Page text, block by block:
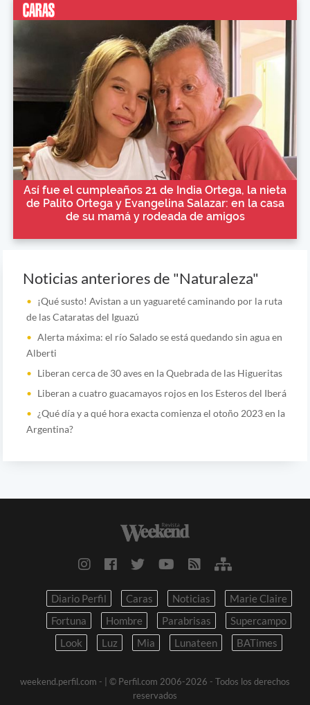
Así fue el cumpleaños 21 de India Ortega, la nieta
de Palito Ortega y Evangelina Salazar: en la casa
de su mamá y rodeada de amigos
Noticias anteriores de "Naturaleza"
¡Qué susto! Avistan a un yaguareté caminando por la ruta
de las Cataratas del Iguazú
Alerta máxima: el río Salado se está quedando sin agua en
Alberti
Liberan cerca de 30 aves en la Quebrada de las Higueritas
Liberan a cuatro guacamayos rojos en los Esteros del Iberá
¿Qué día y a qué hora exacta comienza el otoño 2023 en la
Argentina?
Diario Perfil Caras Noticias
Marie Claire
Fortuna
Hombre Parabrisas
Supercampo
Look
Luz Mia Lunateen BATimes
weekend.perfil.com -
| © Perfil.com 2006-2026 - Todos los derechos
reservados